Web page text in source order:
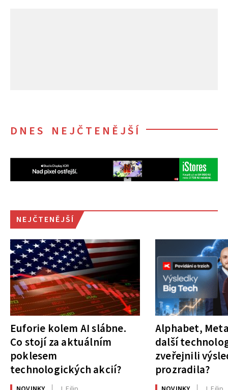
DNES NEJČTENĚJŠÍ
NEJČTENĚJŠÍ
Euforie kolem AI slábne.
Co stojí za aktuálním
poklesem
technologických akcií?
Alphabet,
další
zveřejnili
prozradila?